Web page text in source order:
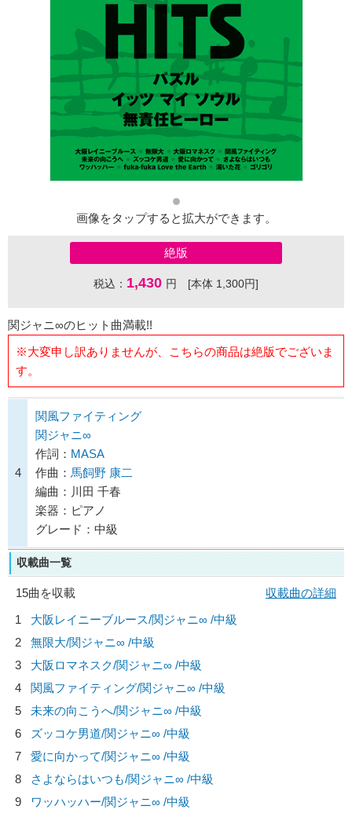
画像をタップすると拡大ができます。
絶版
税込： 1,430 円 [本体 1,300円]
関ジャニ∞のヒット曲満載!!
※大変申し訳ありませんが、こちらの商品は絶版でございま
す。
4
関風ファイティング
関ジャニ∞
作詞： MASA
作曲： 馬飼野 康二
編曲：川田 千春
楽器：ピアノ
グレード：中級
収載曲一覧
15曲を収載
収載曲の詳細
1
大阪レイニーブルース/関ジャニ∞ /中級
2
無限大/関ジャニ∞ /中級
3
大阪ロマネスク/関ジャニ∞ /中級
4
関風ファイティング/関ジャニ∞ /中級
5
未来の向こうへ/関ジャニ∞ /中級
6
ズッコケ男道/関ジャニ∞ /中級
7
愛に向かって/関ジャニ∞ /中級
8
さよならはいつも/関ジャニ∞ /中級
9
ワッハッハー/関ジャニ∞ /中級